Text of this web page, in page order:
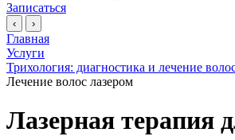
Записаться
‹ ›
Главная
Услуги
Трихология: диагностика и лечение
Лечение волос лазером
Лазерная терапия